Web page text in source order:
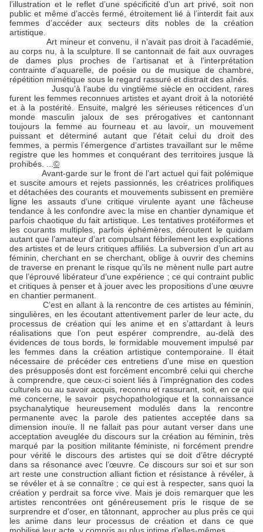
l’illustration et le reflet d’une spécificité d’un art privé, soit non
public et même d’accès fermé, étroitement lié à l’interdit fait aux
femmes d’accéder aux secteurs dits nobles de la création
artistique.
Art mineur et convenu, il n’avait pas droit à l’académie,
au corps nu, à la sculpture. Il se cantonnait de fait aux ouvrages
de dames plus proches de l’artisanat et à l’interprétation
contrainte d’aquarelle, de poésie ou de musique de chambre,
répétition mimétique sous le regard rassuré et distrait des aînés.
Jusqu’à l’aube du vingtième siècle en occident, rares
furent les femmes reconnues artistes et ayant droit à la notoriété
et à la postérité. Ensuite, malgré les sérieuses réticences d’un
monde masculin jaloux de ses prérogatives et cantonnant
toujours la femme au fourneau et au lavoir, un mouvement
puissant et déterminé autant que l’était celui du droit des
femmes, a permis l’émergence d’artistes travaillant sur le même
registre que les hommes et conquérant des territoires jusque là
prohibés. ... ©
Avant-garde sur le front de l’art actuel qui fait polémique
et suscite amours et rejets passionnés, les créatrices prolifiques
et détachées des courants et mouvements subissent en première
ligne les assauts d’une critique virulente ayant une fâcheuse
tendance à les confondre avec la mise en chantier dynamique et
parfois chaotique du fait artistique. Les tentatives protéiformes et
les courants multiples, parfois éphémères, déroutent le quidam
autant que l’amateur d’art compulsant fébrilement les explications
des artistes et de leurs critiques affiliés. La subversion d’un art au
féminin, cherchant en se cherchant, oblige à ouvrir des chemins
de traverse en prenant le risque qu’ils ne mènent nulle part autre
que l’éprouvé libérateur d’une expérience ; ce qui contraint public
et critiques à penser et à jouer avec les propositions d’une œuvre
en chantier permanent.
C’est en allant à la rencontre de ces artistes au féminin,
singulières, en les écoutant attentivement parler de leur acte, du
processus de création qui les anime et en s’attardant à leurs
réalisations que l’on peut espérer comprendre, au-delà des
évidences de tous bords, le formidable mouvement impulsé par
les femmes dans la création artistique contemporaine. Il était
nécessaire de précéder ces entretiens d’une mise en question
des présupposés dont est forcément encombré celui qui cherche
à comprendre, que ceux-ci soient liés à l’imprégnation des codes
culturels ou au savoir acquis, reconnu et rassurant, soit, en ce qui
me concerne, le savoir
psychopathologique et la connaissance
psychanalytique heureusement modulés dans la rencontre
permanente avec la parole des patientes acceptée dans sa
dimension inouïe. Il ne fallait pas pour autant verser dans une
acceptation aveuglée du discours sur la création au féminin, très
marqué par la position militante féministe, ni forcément prendre
pour vérité le discours des artistes qui se doit d’être décrypté
dans sa résonance avec l’œuvre. Ce discours sur soi et sur son
art reste une construction alliant fiction et résistance à révéler, à
se révéler et à se connaître ; ce qui est à respecter, sans quoi la
création y perdrait sa force vive. Mais je dois remarquer que les
artistes rencontrées ont généreusement pris le risque de se
surprendre et d’oser, en tâtonnant, approcher au plus près ce qui
les anime dans leur processus de création et dans ce que